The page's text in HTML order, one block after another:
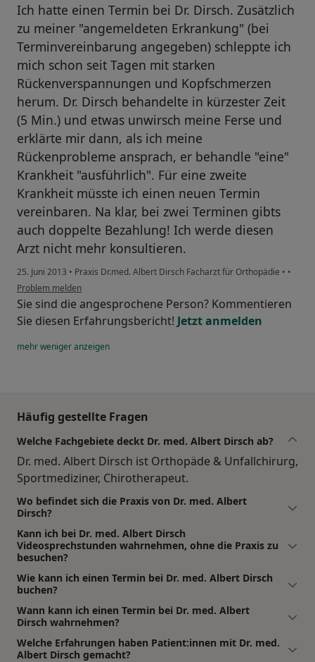
Ich hatte einen Termin bei Dr. Dirsch. Zusätzlich
zu meiner "angemeldeten Erkrankung" (bei
Terminvereinbarung angegeben) schleppte ich
mich schon seit Tagen mit starken
Rückenverspannungen und Kopfschmerzen
herum. Dr. Dirsch behandelte in kürzester Zeit
(5 Min.) und etwas unwirsch meine Ferse und
erklärte mir dann, als ich meine
Rückenprobleme ansprach, er behandle "eine"
Krankheit "ausführlich". Für eine zweite
Krankheit müsste ich einen neuen Termin
vereinbaren. Na klar, bei zwei Terminen gibts
auch doppelte Bezahlung! Ich werde diesen
Arzt nicht mehr konsultieren.
25. Juni 2013 • Praxis Dr.med. Albert Dirsch Facharzt für Orthopädie • •
Problem melden
Sie sind die angesprochene Person? Kommentieren
Sie diesen Erfahrungsbericht! Jetzt anmelden
mehrwenigeranzeigen
Häufig gestellte Fragen
Welche Fachgebiete deckt Dr. med. Albert Dirsch ab?
Dr. med. Albert Dirsch ist Orthopäde & Unfallchirurg,
Sportmediziner, Chirotherapeut.
Wo befindet sich die Praxis von Dr. med. Albert
Dirsch?
Kann ich bei Dr. med. Albert Dirsch
Videosprechstunden wahrnehmen, ohne die Praxis zu
besuchen?
Wie kann ich einen Termin bei Dr. med. Albert Dirsch
buchen?
Wann kann ich einen Termin bei Dr. med. Albert
Dirsch wahrnehmen?
Welche Erfahrungen haben Patient:innen mit Dr. med.
Albert Dirsch gemacht?